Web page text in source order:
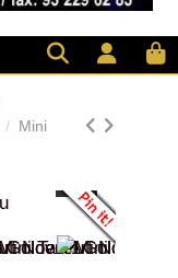
Mini